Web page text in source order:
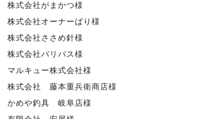
株式会社がまかつ様
株式会社オーナーばり様
株式会社ささめ針様
株式会社バリバス様
マルキュー株式会社様
株式会社 藤本重兵衛商店様
かめや釣具 岐阜店様